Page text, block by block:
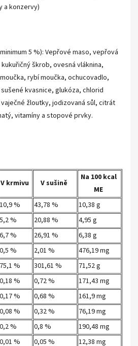
a konzervy)
5 %): Vepřové maso, vepřová
škrob, ovesná vláknina,
rybí moučka, ochucovadlo,
kvasnice, glukóza, chlorid
žloutky, jodizovaná sůl, citrát
vitamíny a stopové prvky.
V krmivu V sušině
Na 100 kcal
ME
10,9 % 43,78 %
10,38 g
5,2 % 20,88 %
4,95 g
6,7 % 26,91 %
6,38 g
0,5 % 2,01 %
476,19 mg
75,1 % 301,61 %
71,52 g
0,18 % 0,72 %
171,43 mg
0,17 % 0,68 %
161,9 mg
0,08 % 0,32 %
76,19 mg
0,2 % 0,8 %
190,48 mg
0,01 % 0,05 % 12,38 mg